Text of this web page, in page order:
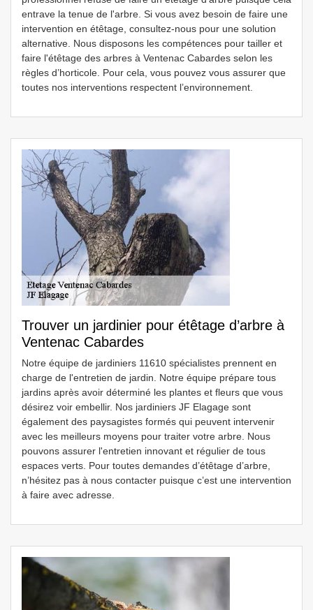
entrave la tenue de l'arbre. Si vous avez besoin de faire une
intervention en étêtage, consultez-nous pour une solution
alternative. Nous disposons les compétences pour tailler et
faire l'étêtage des arbres à Ventenac Cabardes selon les
règles d’horticole. Pour cela, vous pouvez vous assurer que
toutes nos interventions respectent l’environnement.
Trouver un jardinier pour étêtage d’arbre à
Ventenac Cabardes
Notre équipe de jardiniers 11610 spécialistes prennent en
charge de l'entretien de jardin. Notre équipe prépare tous
jardins après avoir déterminé les plantes et fleurs que vous
désirez voir embellir. Nos jardiniers JF Elagage sont
également des paysagistes formés qui peuvent intervenir
avec les meilleurs moyens pour traiter votre arbre. Nous
pouvons assurer l'entretien innovant et régulier de tous
espaces verts. Pour toutes demandes d’étêtage d’arbre,
n’hésitez pas à nous contacter puisque c’est une intervention
à faire avec adresse.